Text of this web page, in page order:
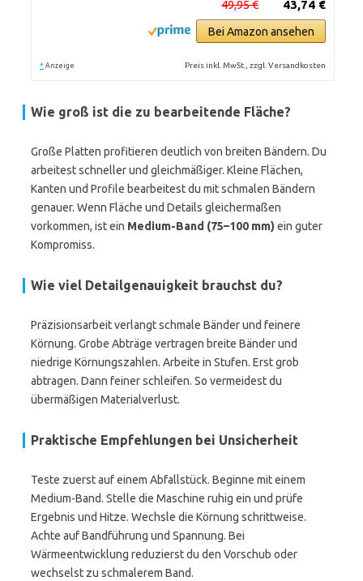
43,74 €
49,95 €
Bei Amazon ansehen
* Anzeige Preis inkl. MwSt., zzgl. Versandkosten
Wie groß ist die zu bearbeitende Fläche?
Große Platten profitie­ren deutlich von breiten Bändern. Du
arbeitest schneller und gleichmäßiger. Kleine Flächen,
Kanten und Profile bearbeitest du mit schmalen Bändern
genauer. Wenn Fläche und Details gleichermaßen
vorkommen, ist ein Medium-Band (75–100 mm) ein guter
Kompromiss.
Wie viel Detailgenauigkeit brauchst du?
Präzisionsarbeit verlangt schmale Bänder und feinere
Körnung. Grobe Abträge vertragen breite Bänder und
niedrige Körnungszahlen. Arbeite in Stufen. Erst grob
abtragen. Dann feiner schleifen. So vermeidest du
übermäßigen Materialverlust.
Praktische Empfehlungen bei Unsicherheit
Teste zuerst auf einem Abfallstück. Beginne mit einem
Medium-Band. Stelle die Maschine ruhig ein und prüfe
Ergebnis und Hitze. Wechsle die Körnung schrittweise.
Achte auf Bandführung und Spannung. Bei
Wärmeentwicklung reduzierst du den Vorschub oder
wechselst zu schmalerem Band.